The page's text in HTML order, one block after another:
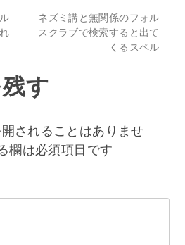
ネズミ講と無関係のフォル
スクラブで検索すると出て
くるスペル
す
されることはありませ
欄は必須項目です